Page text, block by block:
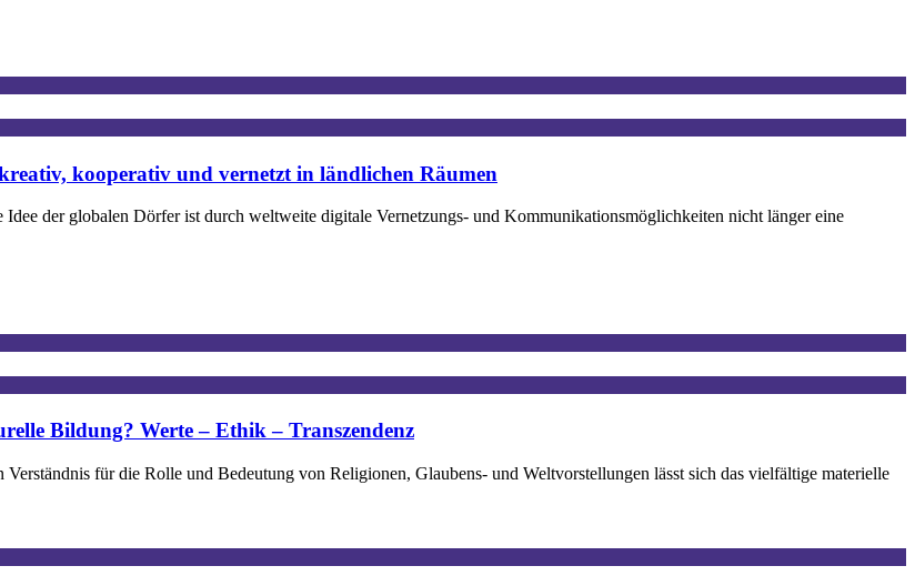
kooperativ und vernetzt in ländlichen Räumen
der globalen Dörfer ist durch weltweite digitale Vernetzungs- und Kommunikationsmöglichkeiten nicht länger eine
Bildung? Werte – Ethik – Transzendenz
für die Rolle und Bedeutung von Religionen, Glaubens- und Weltvorstellungen lässt sich das vielfältige materielle